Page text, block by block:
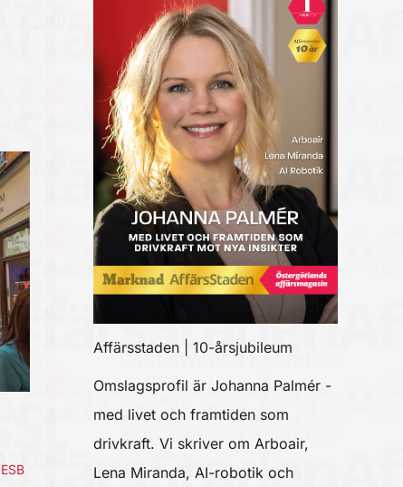
ESB
Affärsstaden | 10-årsjubileum
Omslagsprofil är Johanna Palmér -
med livet och framtiden som
drivkraft. Vi skriver om Arboair,
Lena Miranda, AI-robotik och